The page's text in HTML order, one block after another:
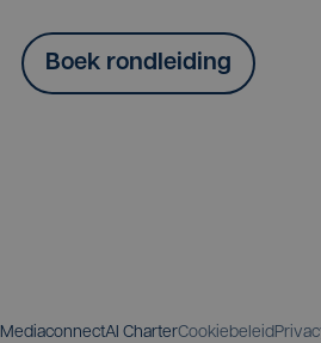
Boek rondleiding
MediaconnectAI CharterCookiebeleid